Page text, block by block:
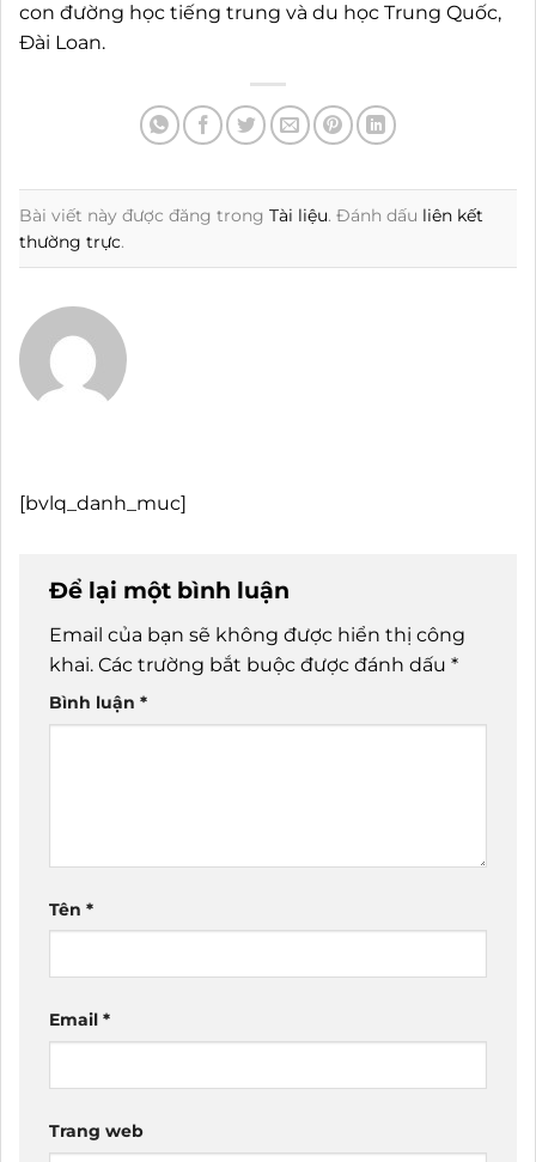
con đường học tiếng trung và du học Trung Quốc,
Đài Loan.
Bài viết này được đăng trong Tài liệu. Đánh dấu liên kết
thường trực.
[bvlq_danh_muc]
Để lại một bình luận
Email của bạn sẽ không được hiển thị công
khai. Các trường bắt buộc được đánh dấu *
Bình luận *
Tên *
Email *
Trang web